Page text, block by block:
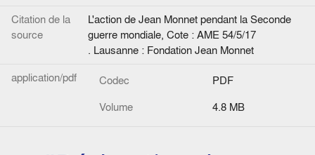
Citation de la
source
L'action de Jean Monnet pendant la Seconde
guerre mondiale, Cote : AME 54/5/17
. Lausanne : Fondation Jean Monnet
application/pdf
Codec
PDF
Volume
4.8 MB